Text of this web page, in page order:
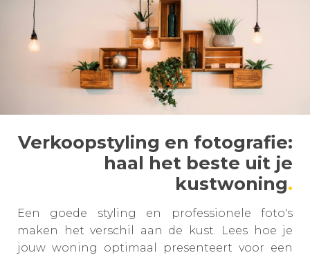
Verkoopstyling en fotografie:
haal het beste uit je
kustwoning
Een goede styling en professionele foto's
maken het verschil aan de kust. Lees hoe je
jouw woning optimaal presenteert voor een